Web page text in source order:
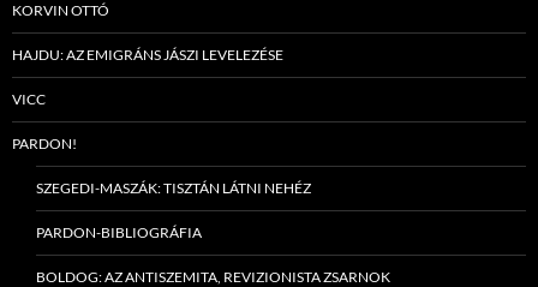
KORVIN OTTÓ
HAJDU: AZ EMIGRÁNS JÁSZI LEVELEZÉSE
VICC
PARDON!
SZEGEDI-MASZÁK: TISZTÁN LÁTNI NEHÉZ
PARDON-BIBLIOGRÁFIA
BOLDOG: AZ ANTISZEMITA, REVIZIONISTA ZSARNOK